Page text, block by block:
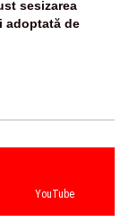
sesizarea
adoptată de
YouTube